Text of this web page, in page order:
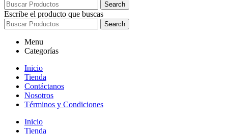
Search
Escribe el producto que buscas
Search
Menu
Categorías
Inicio
Tienda
Contáctanos
Nosotros
Términos y Condiciones
Inicio
Tienda